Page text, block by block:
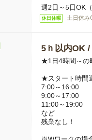
週2日～5日OK
休日休暇 土日休み
5ｈ以内OK
★1日4時間～の
★スタート時間
7:00～16:00
9:00～17:00
11:00～19:00
など
残業なし！